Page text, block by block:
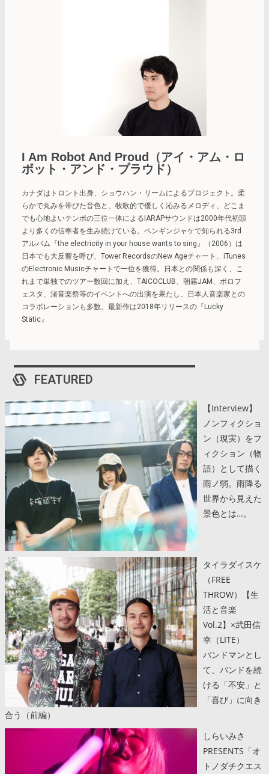
I Am Robot And Proud（アイ・アム・ロ
ボット・アンド・プラウド）
カナダはトロント出身、ショウハン・リームによるプロジェクト。柔
らかで丸みを帯びた音色と、牧歌的で優しく沁みるメロディ、どこま
でも心地よいテンポの三位一体によるIARAPサウンドは2000年代初頭
より多くの信奉者を生み続けている。ペンギンジャケで知られる3rd
アルバム『the electricity in your house wants to sing』（2006）は
日本でも大反響を呼び、Tower RecordsのNew Ageチャート、iTunes
のElectronic Musicチャートで一位を獲得。日本との関係も深く、こ
れまで単独でのツアー数回に加え、TAICOCLUB、朝霧JAM、ボロフ
ェスタ、渚音楽祭等のイベントへの出演を果たし、日本人音楽家との
コラボレーションも多数。最新作は2018年リリースの『Lucky
Static』
FEATURED
【Interview】
ノンフィクショ
ン（現実）をフ
ィクション（物
語）として描く
雨ノ弱。雨降る
世界から見えた
景色とは…。
タイラダイスケ
（FREE
THROW）【生
活と音楽
Vol.2】×武田信
幸（LITE）
バンドマンとし
て、バンドを続
ける「不安」と
「喜び」に向き
合う（前編）
しらいみさ
PRESENTS「オ
トノダチクエス